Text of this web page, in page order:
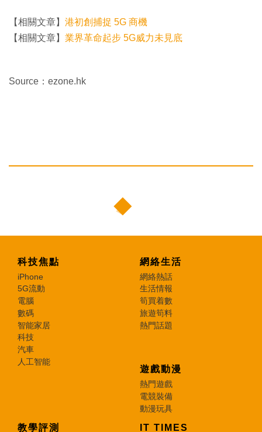
【相關文章】 港初創捕捉 5G 商機
【相關文章】 業界革命起步 5G威力未見底
Source：ezone.hk
科技焦點
iPhone
5G流動
電腦
數碼
智能家居
科技
汽車
人工智能
網絡生活
網絡熱話
生活情報
筍買着數
旅遊筍料
熱門話題
遊戲動漫
熱門遊戲
電競裝備
動漫玩具
教學評測 IT TIMES